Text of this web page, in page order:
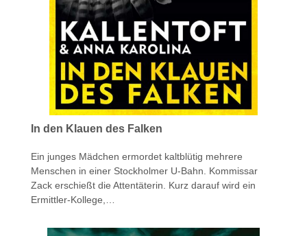
In den Klauen des Falken
Ein junges Mädchen ermordet kaltblütig mehrere
Menschen in einer Stockholmer U-Bahn. Kommissar
Zack erschießt die Attentäterin. Kurz darauf wird ein
Ermittler-Kollege,…